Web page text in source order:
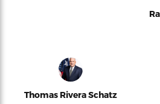
Thomas Rivera Schatz